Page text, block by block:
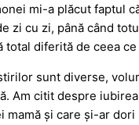
mi-a plăcut faptul
zi cu zi, până când
total diferită de ceea
sunt diverse,
Am citit despre
mamă și care și-ar